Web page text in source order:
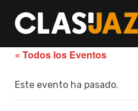
content
« Todos los Eventos
Este evento ha pasado.